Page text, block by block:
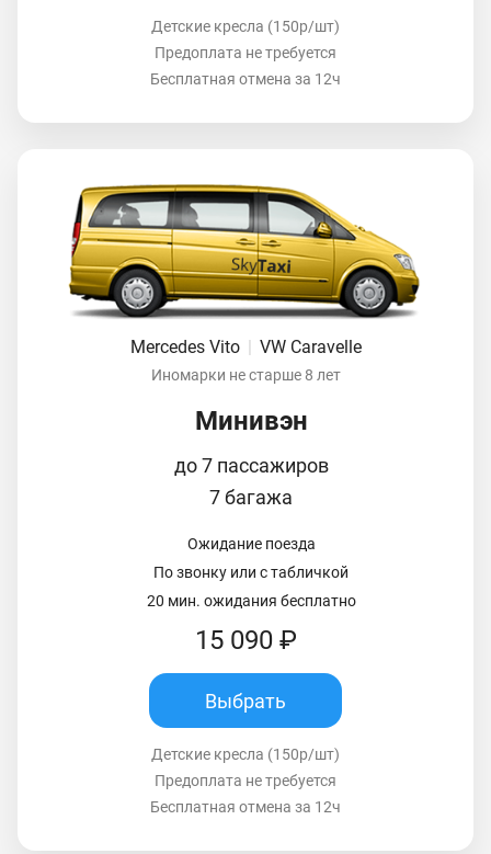
Детские кресла (150р/шт)
Предоплата не требуется
Бесплатная отмена за 12ч
Mercedes Vito VW Caravelle
Иномарки не старше 8 лет
Минивэн
до 7 пассажиров
7 багажа
Ожидание поезда
По звонку или с табличкой
20 мин. ожидания бесплатно
15 090 ₽
Выбрать
Детские кресла (150р/шт)
Предоплата не требуется
Бесплатная отмена за 12ч